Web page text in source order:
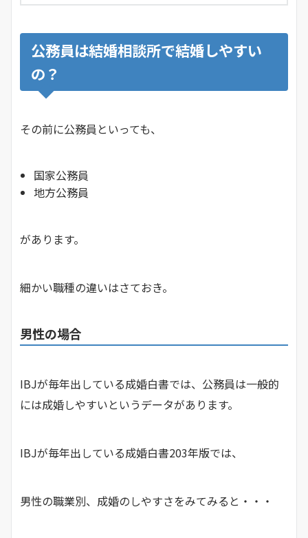
公務員は結婚相談所で結婚しやすい
の？
その前に公務員といっても、
国家公務員
地方公務員
があります。
細かい職種の違いはさておき。
男性の場合
IBJが毎年出している成婚白書では、公務員は一般的
には成婚しやすいというデータがあります。
IBJが毎年出している成婚白書203年版では、
男性の職業別、成婚のしやすさをみてみると・・・